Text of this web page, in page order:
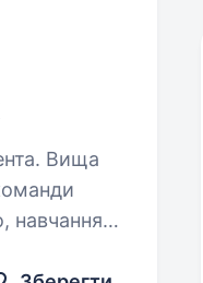
Вища
навчання